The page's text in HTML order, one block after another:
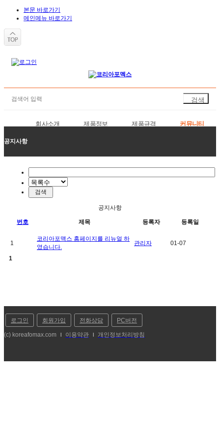
본문 바로가기
메인메뉴 바로가기
회사소개 제품정보 제품규격 커뮤니티
공지사항
공지사항
번호 제목 등록자 등록일
1
코리아포맥스 홈페이지를 리뉴얼 하
였습니다.
관리자 01-07
1
로그인 회원가입 전화상담 PC버전
(c) koreafomax.com l 이용약관 l 개인정보처리방침